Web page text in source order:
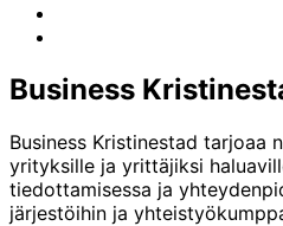
Business
Business Kristinestad tarjoaa
yrityksille ja yrittäjiksi
tiedottamisessa ja
järjestöihin ja